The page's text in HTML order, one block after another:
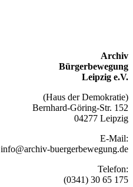
Archiv
Bürgerbewegung
Leipzig e.V.
(Haus der Demokratie)
Bernhard-Göring-Str. 152
04277 Leipzig
E-Mail:
info@archiv-buergerbewegung.de
Telefon:
(0341) 30 65 175